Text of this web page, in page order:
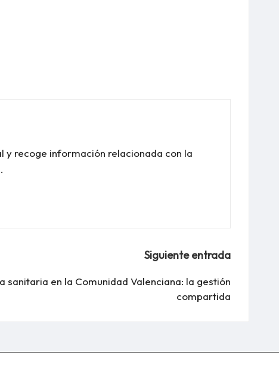
y recoge información relacionada con la
Siguiente entrada
sanitaria en la Comunidad Valenciana: la gestión
compartida